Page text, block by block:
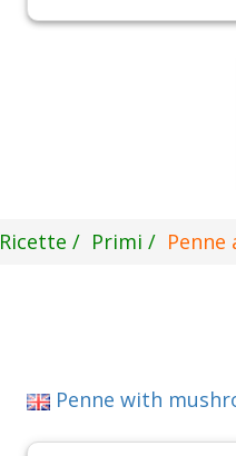
Ricette Primi Penne
Penne with